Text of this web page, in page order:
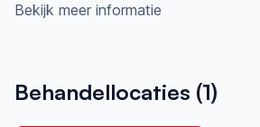
Bekijk meer informatie
2019
Behandellocaties (1)